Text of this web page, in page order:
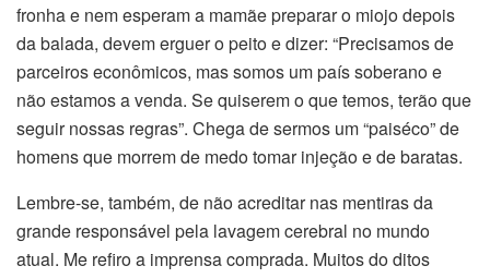
fronha e nem esperam a mamãe preparar o miojo depois
da balada, devem erguer o peito e dizer: “Precisamos de
parceiros econômicos, mas somos um país soberano e
não estamos a venda. Se quiserem o que temos, terão que
seguir nossas regras”. Chega de sermos um “paiséco” de
homens que morrem de medo tomar injeção e de baratas.
Lembre-se, também, de não acreditar nas mentiras da
grande responsável pela lavagem cerebral no mundo
atual. Me refiro a imprensa comprada. Muitos do ditos